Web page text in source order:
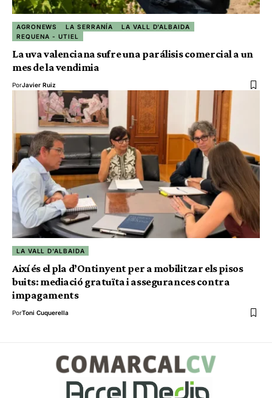
AGRONEWS LA SERRANÍA
LA VALL D'ALBAIDA
REQUENA - UTIEL
La uva valenciana sufre una parálisis comercial a un
mes de la vendimia
PorJavier Ruiz
LA VALL D'ALBAIDA
Així és el pla d’Ontinyent per a mobilitzar els pisos
buits: mediació gratuïta i assegurances contra
impagaments
PorToni Cuquerella